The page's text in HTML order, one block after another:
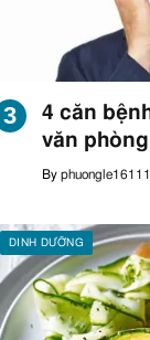
4 căn
văn
By
DINH DƯỠNG